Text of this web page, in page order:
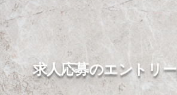
求人応募のエントリ